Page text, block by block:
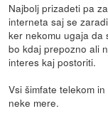
Najbolj prizadeti pa
interneta saj se
ker nekomu ugaja da
bo kdaj prepozno ali
interes kaj postoriti.
Vsi šimfate telekom
neke mere.